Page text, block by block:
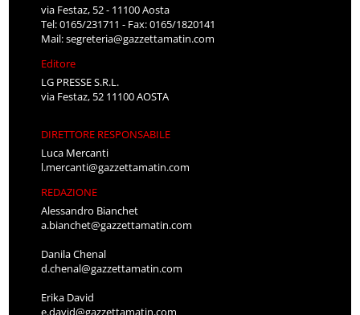
via Festaz, 52 - 11100 Aosta
Tel: 0165/231711 - Fax: 0165/1820141
Mail:segreteria@gazzettamatin.com
Editore
LG PRESSE S.R.L.
via Festaz, 52 11100 AOSTA
DIRETTORE RESPONSABILE
Luca Mercanti
l.mercanti@gazzettamatin.com
REDAZIONE
Alessandro Bianchet
a.bianchet@gazzettamatin.com
Danila Chenal
d.chenal@gazzettamatin.com
Erika David